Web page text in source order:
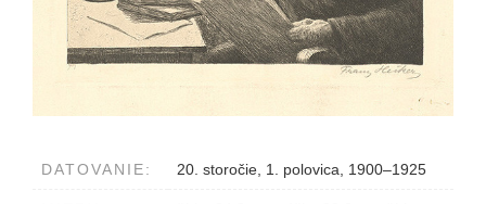
DATOVANIE: 20. storočie, 1. polovica, 1900–1925